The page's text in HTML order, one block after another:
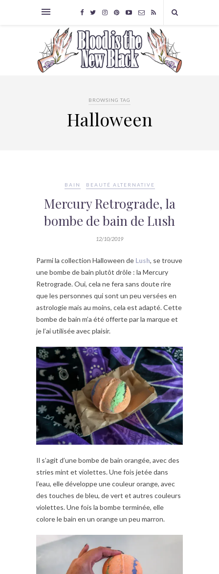
BROWSING TAG
Halloween
BAIN BEAUTÉ ALTERNATIVE
Mercury Retrograde, la
bombe de bain de Lush
12/10/2019
Parmi la collection Halloween de Lush, se trouve
une bombe de bain plutôt drôle : la Mercury
Retrograde. Oui, cela ne fera sans doute rire
que les personnes qui sont un peu versées en
astrologie mais au moins, cela est adapté. Cette
bombe de bain m’a été offerte par la marque et
je l’ai utilisée avec plaisir.
Il s’agit d’une bombe de bain orangée, avec des
stries mint et violettes. Une fois jetée dans
l’eau, elle développe une couleur orange, avec
des touches de bleu, de vert et autres couleurs
violettes. Une fois la bombe terminée, elle
colore le bain en un orange un peu marron.